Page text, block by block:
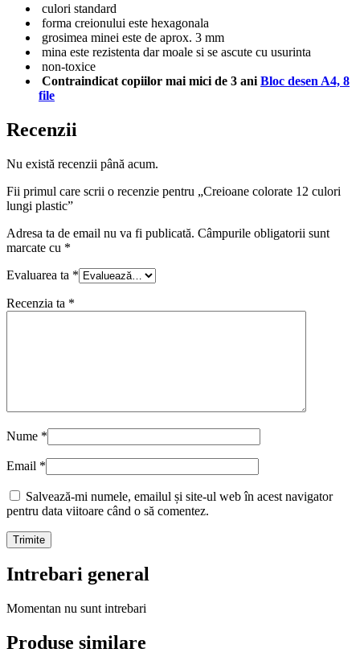
culori standard
forma creionului este hexagonala
grosimea minei este de aprox. 3 mm
mina este rezistenta dar moale si se ascute cu usurinta
non-toxice
Contraindicat copiilor mai mici de 3 ani Bloc desen A4, 8
file
Recenzii
Nu există recenzii până acum.
Fii primul care scrii o recenzie pentru „Creioane colorate 12 culori
lungi plastic”
Adresa ta de email nu va fi publicată. Câmpurile obligatorii sunt
marcate cu *
Evaluarea ta *
Recenzia ta *
Nume *
Email *
Salvează-mi numele, emailul și site-ul web în acest navigator
pentru data viitoare când o să comentez.
Intrebari general
Momentan nu sunt intrebari
Produse similare